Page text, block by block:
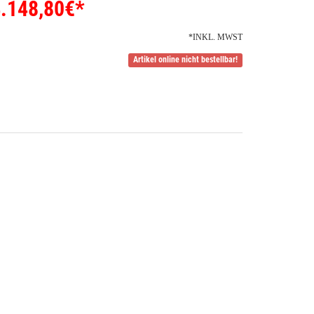
€*
*INKL. MWST
Artikel online nicht bestellbar!